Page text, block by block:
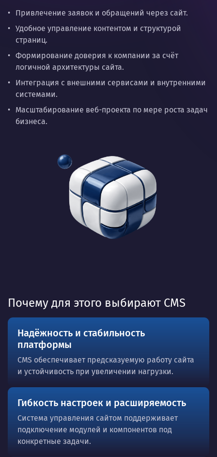
Привлечение заявок и обращений через сайт.
Удобное управление контентом и структурой
страниц.
Формирование доверия к компании за счёт
логичной архитектуры сайта.
Интеграция с внешними сервисами и внутренними
системами.
Масштабирование веб-проекта по мере роста задач
бизнеса.
Почему для этого выбирают CMS
Надёжность и стабильность
платформы
CMS обеспечивает предсказуемую работу сайта
и устойчивость при увеличении нагрузки.
Гибкость настроек и расширяемость
Система управления сайтом поддерживает
подключение модулей и компонентов под
конкретные задачи.